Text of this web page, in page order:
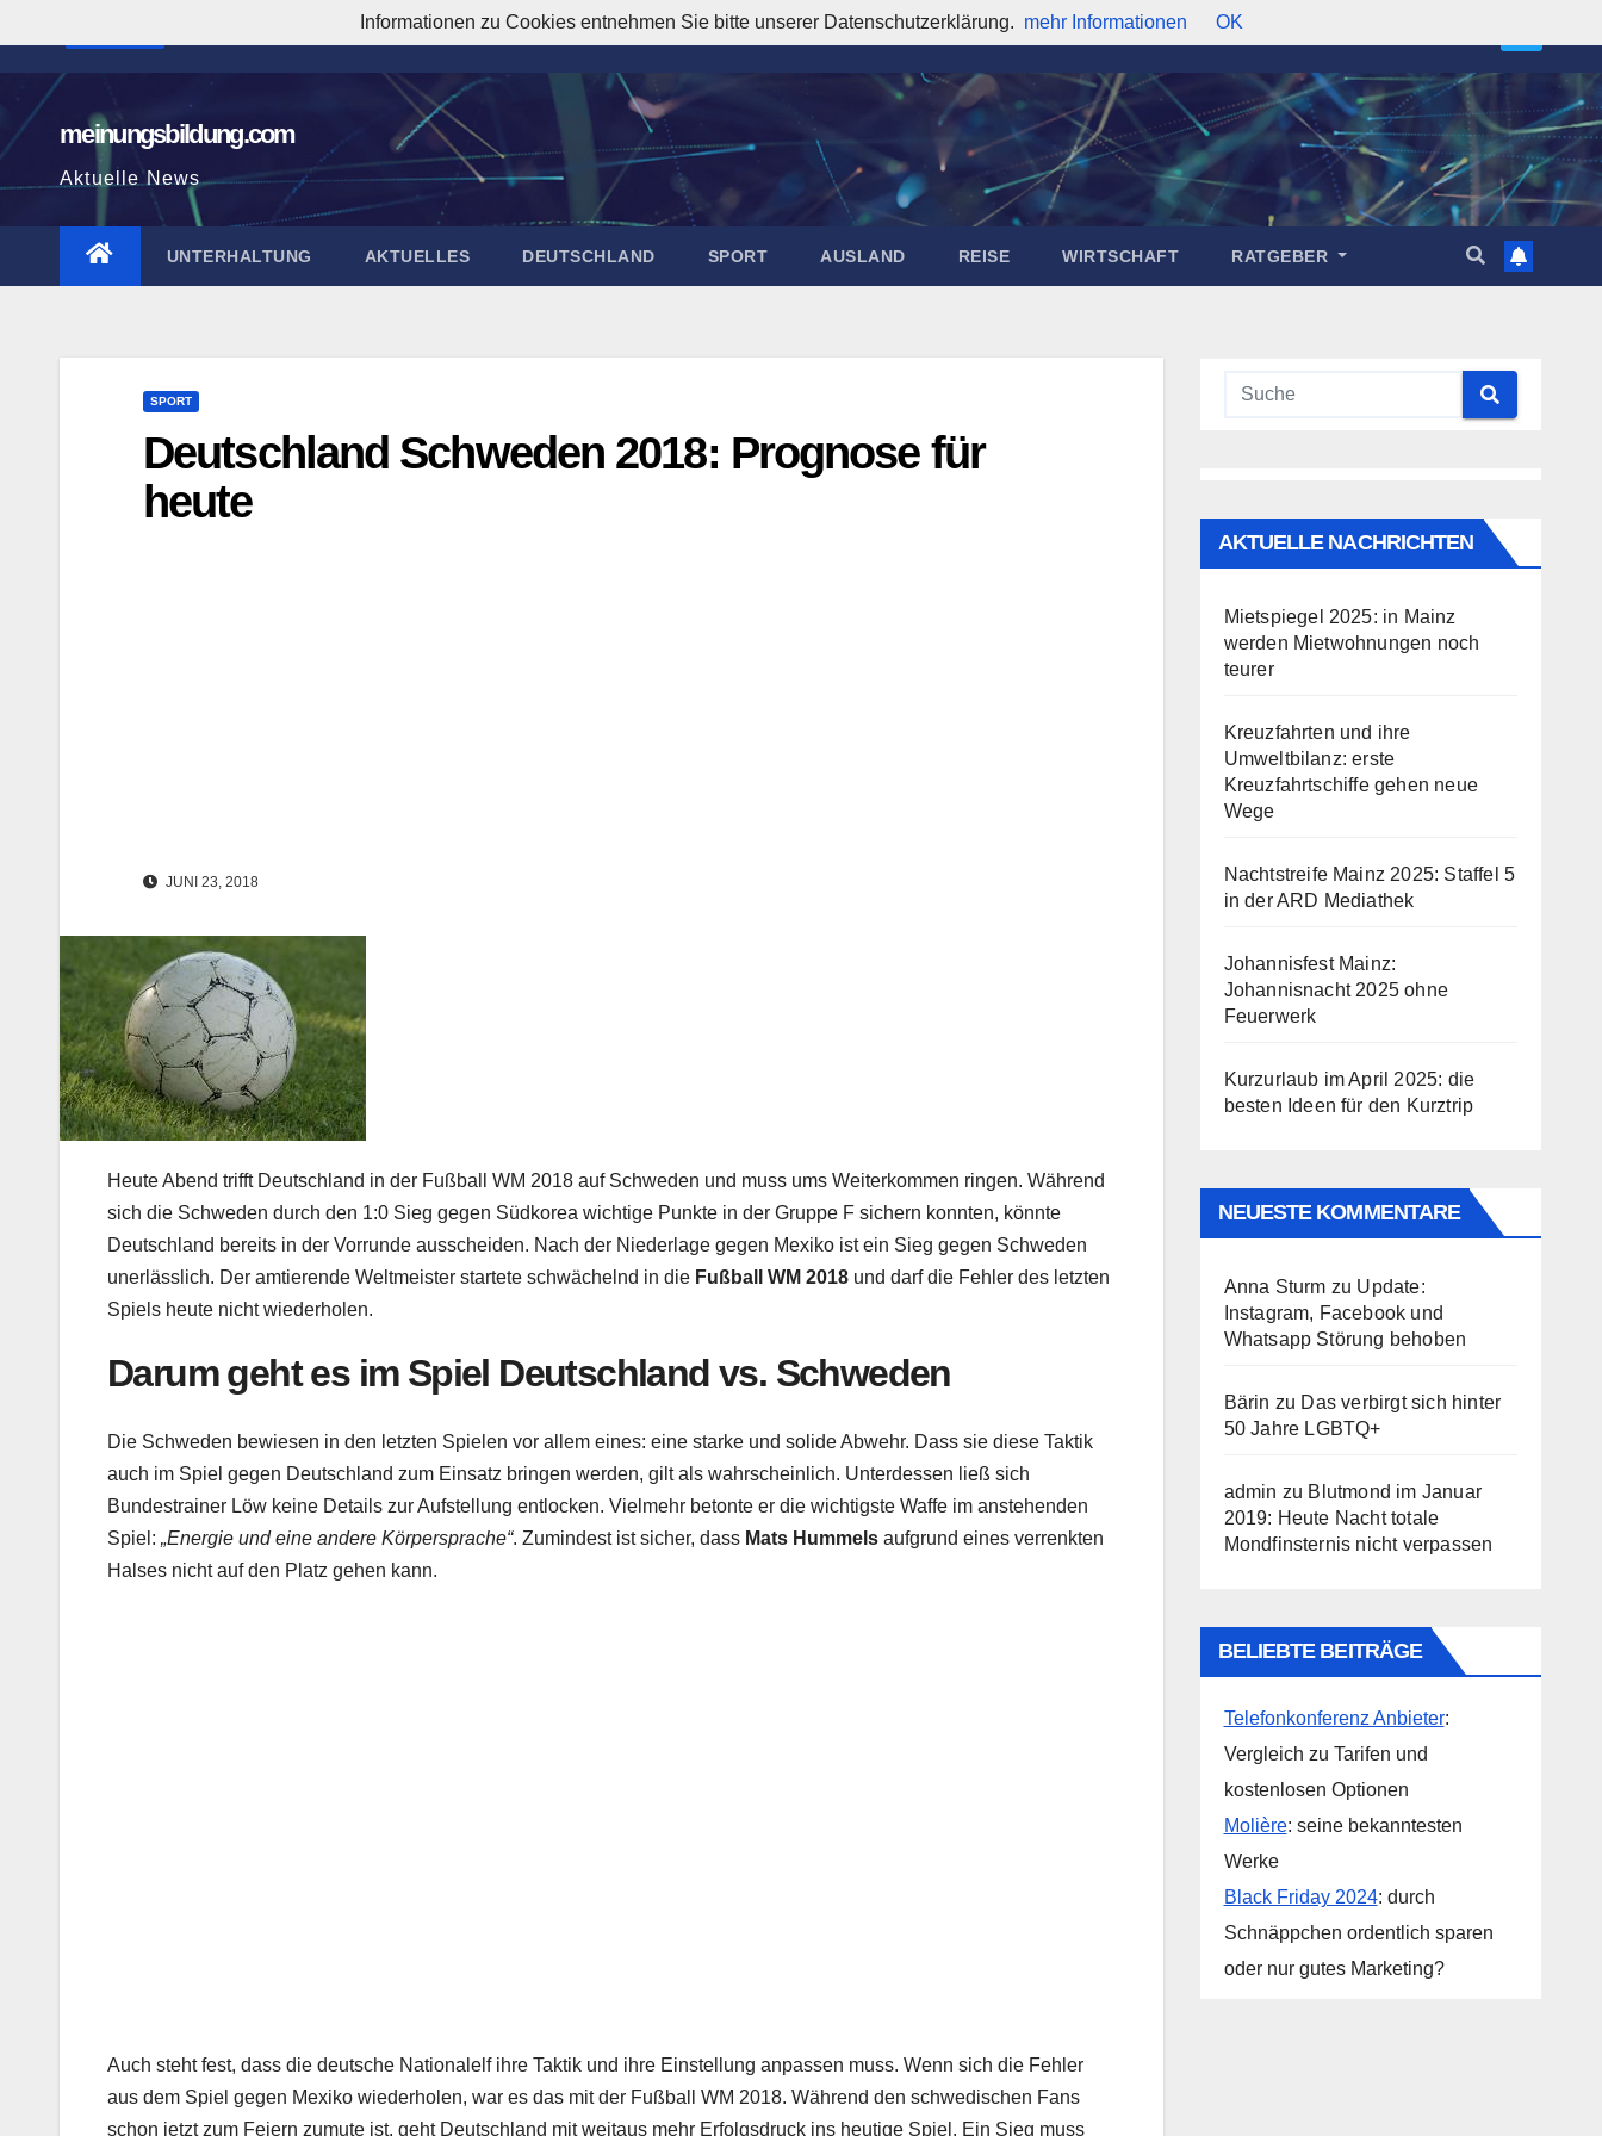
Inhalt
springen
meinungsbildung.com
Aktuelle News
UNTERHALTUNG AKTUELLES DEUTSCHLAND SPORT AUSLAND REISE WIRTSCHAFT RATGEBER
SPORT
Deutschland Schweden 2018: Prognose für
heute
JUNI 23, 2018
Heute Abend trifft Deutschland in der Fußball WM 2018 auf Schweden und muss ums Weiterkommen ringen. Während
sich die Schweden durch den 1:0 Sieg gegen Südkorea wichtige Punkte in der Gruppe F sichern konnten, könnte
Deutschland bereits in der Vorrunde ausscheiden. Nach der Niederlage gegen Mexiko ist ein Sieg gegen Schweden
unerlässlich. Der amtierende Weltmeister startete schwächelnd in die Fußball WM 2018 und darf die Fehler des letzten
Spiels heute nicht wiederholen.
Darum geht es im Spiel Deutschland vs. Schweden
Die Schweden bewiesen in den letzten Spielen vor allem eines: eine starke und solide Abwehr. Dass sie diese Taktik
auch im Spiel gegen Deutschland zum Einsatz bringen werden, gilt als wahrscheinlich. Unterdessen ließ sich
Bundestrainer Löw keine Details zur Aufstellung entlocken. Vielmehr betonte er die wichtigste Waffe im anstehenden
Spiel: „Energie und eine andere Körpersprache“. Zumindest ist sicher, dass Mats Hummels aufgrund eines verrenkten
Halses nicht auf den Platz gehen kann.
Auch steht fest, dass die deutsche Nationalelf ihre Taktik und ihre Einstellung anpassen muss. Wenn sich die Fehler
aus dem Spiel gegen Mexiko wiederholen, war es das mit der Fußball WM 2018. Während den schwedischen Fans
schon jetzt zum Feiern zumute ist, geht Deutschland mit weitaus mehr Erfolgsdruck ins heutige Spiel. Ein Sieg muss
AKTUELLE NACHRICHTEN
Mietspiegel 2025: in Mainz
werden Mietwohnungen noch
teurer
Kreuzfahrten und ihre
Umweltbilanz: erste
Kreuzfahrtschiffe gehen neue
Wege
Nachtstreife Mainz 2025: Staffel 5
in der ARD Mediathek
Johannisfest Mainz:
Johannisnacht 2025 ohne
Feuerwerk
Kurzurlaub im April 2025: die
besten Ideen für den Kurztrip
NEUESTE KOMMENTARE
Anna Sturm zu Update:
Instagram, Facebook und
Whatsapp Störung behoben
Bärin zu Das verbirgt sich hinter
50 Jahre LGBTQ+
admin zu Blutmond im Januar
2019: Heute Nacht totale
Mondfinsternis nicht verpassen
BELIEBTE BEITRÄGE
Telefonkonferenz Anbieter:
Vergleich zu Tarifen und
kostenlosen Optionen
Molière: seine bekanntesten
Werke
Black Friday 2024: durch
Schnäppchen ordentlich sparen
oder nur gutes Marketing?
Informationen zu Cookies entnehmen Sie bitte unserer Datenschutzerklärung. mehr Informationen OK